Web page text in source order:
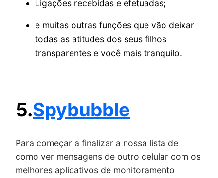
Ligações recebidas e efetuadas;
e muitas outras funções que vão deixar
todas as atitudes dos seus filhos
transparentes e você mais tranquilo.
5.Spybubble
Para começar a finalizar a nossa lista de
como ver mensagens de outro celular com os
melhores aplicativos de monitoramento